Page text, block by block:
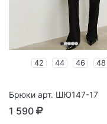
42 44 46 48
Брюки арт. ШЮ147-17
1 590